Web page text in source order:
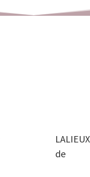
de